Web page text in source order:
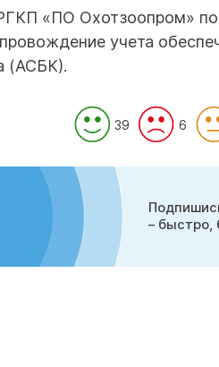
«ПО Охотзоопром»
учета
(АСБК).
39 6
– быстро,